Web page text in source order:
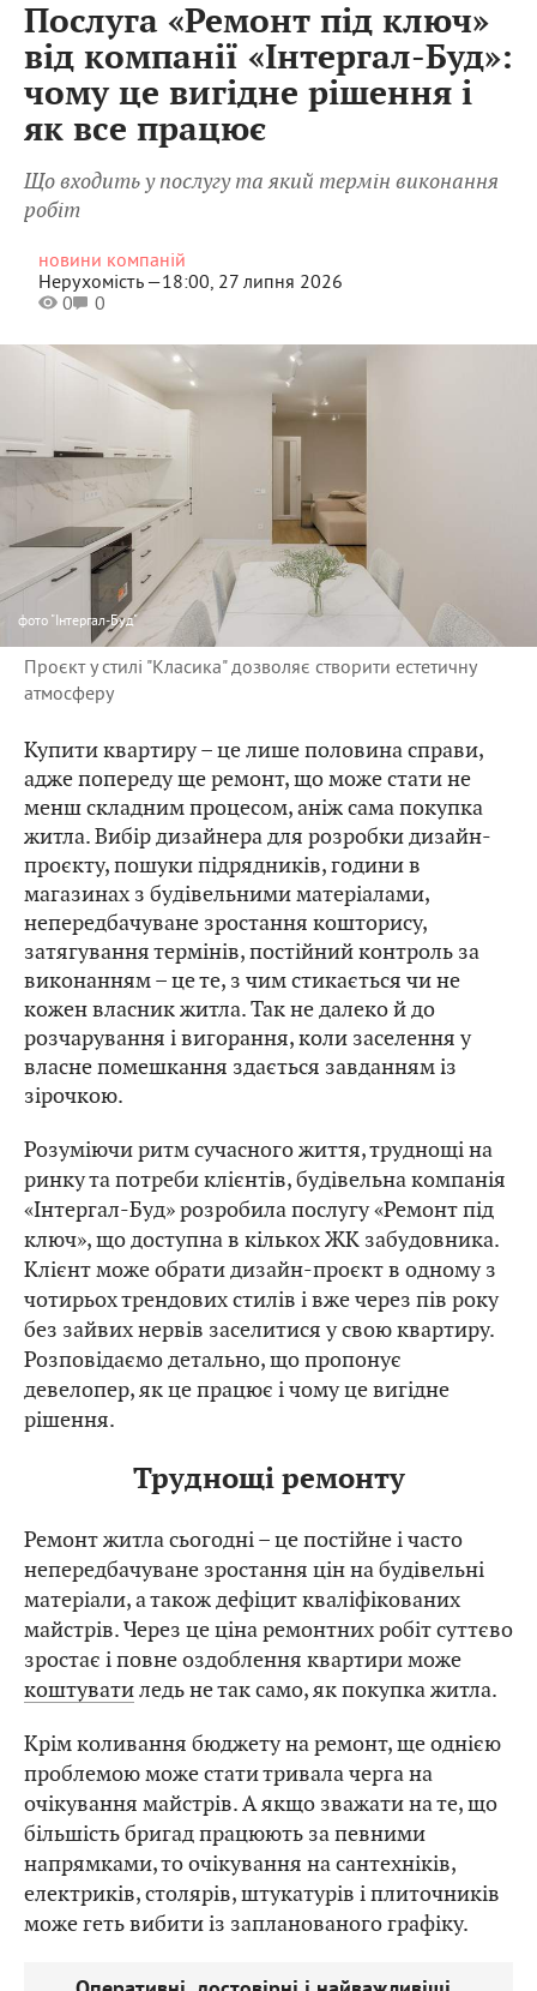
Послуга «Ремонт під ключ»
від компанії «Інтергал-Буд»:
чому це вигідне рішення і
як все працює
Що входить у послугу та який термін виконання
робіт
новини компаній
Нерухомість —18:00, 27 липня 2026
0
0
фото "Інтергал-Буд"
Проєкт у стилі "Класика" дозволяє створити естетичну
атмосферу
Купити квартиру – це лише половина справи,
адже попереду ще ремонт, що може стати не
менш складним процесом, аніж сама покупка
житла. Вибір дизайнера для розробки дизайн-
проєкту, пошуки підрядників, години в
магазинах з будівельними матеріалами,
непередбачуване зростання кошторису,
затягування термінів, постійний контроль за
виконанням – це те, з чим стикається чи не
кожен власник житла. Так не далеко й до
розчарування і вигорання, коли заселення у
власне помешкання здається завданням із
зірочкою.
Розуміючи ритм сучасного життя, труднощі на
ринку та потреби клієнтів, будівельна компанія
«Інтергал-Буд» розробила послугу «Ремонт під
ключ», що доступна в кількох ЖК забудовника.
Клієнт може обрати дизайн-проєкт в одному з
чотирьох трендових стилів і вже через пів року
без зайвих нервів заселитися у свою квартиру.
Розповідаємо детально, що пропонує
девелопер, як це працює і чому це вигідне
рішення.
Труднощі ремонту
Ремонт житла сьогодні – це постійне і часто
непередбачуване зростання цін на будівельні
матеріали, а також дефіцит кваліфікованих
майстрів. Через це ціна ремонтних робіт суттєво
зростає і повне оздоблення квартири може
коштуватиледь не так само, як покупка житла.
Крім коливання бюджету на ремонт, ще однією
проблемою може стати тривала черга на
очікування майстрів. А якщо зважати на те, що
більшість бригад працюють за певними
напрямками, то очікування на сантехніків,
електриків, столярів, штукатурів і плиточників
може геть вибити із запланованого графіку.